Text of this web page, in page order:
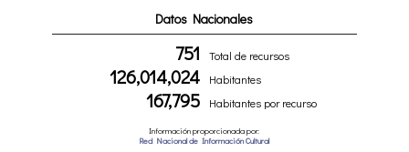
Datos Nacionales
751 Total de recursos
126,014,024 Habitantes
167,795 Habitantes por recurso
Información proporcionada por:
Red Nacional de Información Cultural